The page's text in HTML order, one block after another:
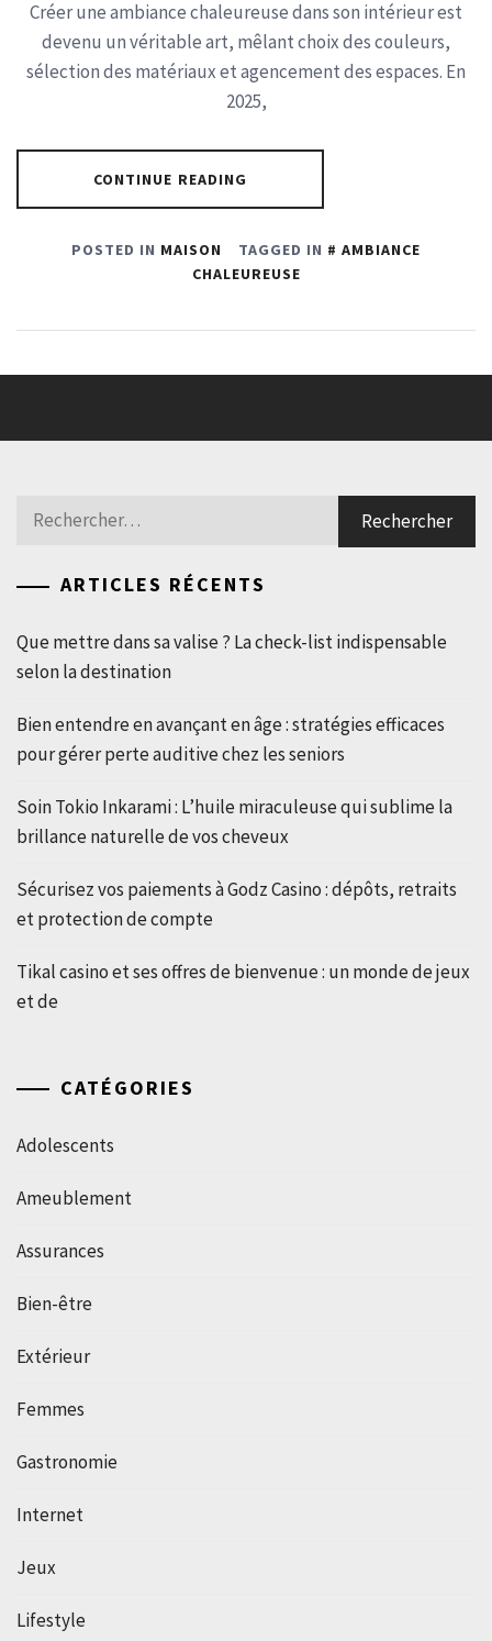
Créer une ambiance chaleureuse dans son intérieur est
devenu un véritable art, mêlant choix des couleurs,
sélection des matériaux et agencement des espaces. En
2025,
CONTINUE READING
POSTED IN MAISON TAGGED IN
AMBIANCE
CHALEUREUSE
Rechercher :
ARTICLES RÉCENTS
Que mettre dans sa valise ? La check-list indispensable
selon la destination
Bien entendre en avançant en âge : stratégies efficaces
pour gérer perte auditive chez les seniors
Soin Tokio Inkarami : L’huile miraculeuse qui sublime la
brillance naturelle de vos cheveux
Sécurisez vos paiements à Godz Casino : dépôts, retraits
et protection de compte
Tikal casino et ses offres de bienvenue : un monde de jeux
et de
CATÉGORIES
Adolescents
Ameublement
Assurances
Bien-être
Extérieur
Femmes
Gastronomie
Internet
Jeux
Lifestyle